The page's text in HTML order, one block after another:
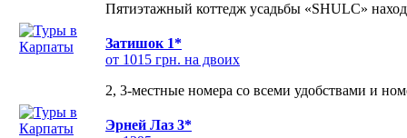
Пятиэтажный коттедж усадьбы «SHULC»
Затишок 1*
от 1015 грн. на двоих
2, 3-местные номера со всеми удобствами и
Эрней Лаз 3*